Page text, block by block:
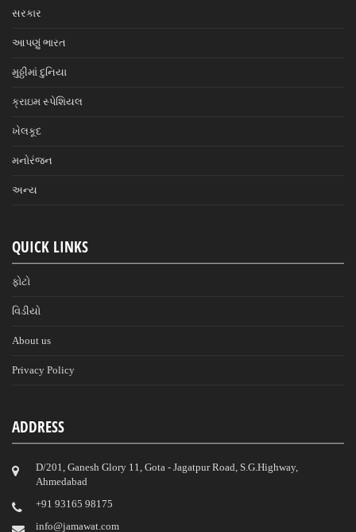
સરકાર
આપણું ભારત
મુઠ્ઠીમાં દુનિયા
ક્રાઇમ સ્પેશિયલ
ખેલકૂદ
મનોરંજન
અન્ય
QUICK LINKS
ફોટો
વિડીયો
About us
Privacy Policy
ADDRESS
D/201, Ganesh Glory 11, Gota - Jagatpur Road, S.G.Highway,
Ahmedabad
‎+91 93165 98175
info@jamawat.com